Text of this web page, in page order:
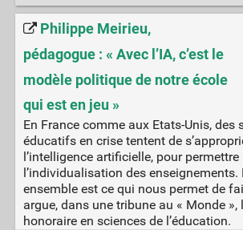
Philippe Meirieu,
pédagogue : « Avec l’IA, c’est le
modèle politique de notre école
qui est en jeu »
En France comme aux Etats-Unis, des
éducatifs en crise tentent de
l’intelligence artificielle, pour permettre
l’individualisation des
ensemble est ce qui nous permet de
argue, dans une tribune au « Monde »,
honoraire en sciences de l’éducation.